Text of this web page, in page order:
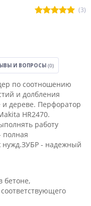
(3)
И ВОПРОСЫ (0)
по соотношению
и долбления
и дереве. Перфоратор
HR2470.
работу
полная
нужд.ЗУБР - надежный
бетоне,